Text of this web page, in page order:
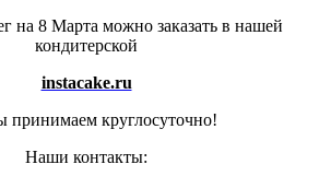
на 8 Марта можно заказать в нашей
кондитерской
instacake.ru
принимаем круглосуточно!
Наши контакты: